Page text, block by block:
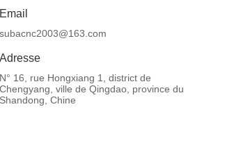
Email
subacnc2003@163.com
Adresse
N° 16, rue Hongxiang 1, district de
Chengyang, ville de Qingdao, province du
Shandong, Chine